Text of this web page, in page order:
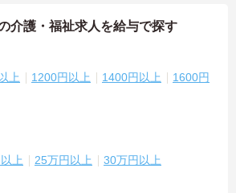
介護・福祉求人を給与で探す
上 1200円以上 1400円以上
1600円
上 25万円以上 30万円以上